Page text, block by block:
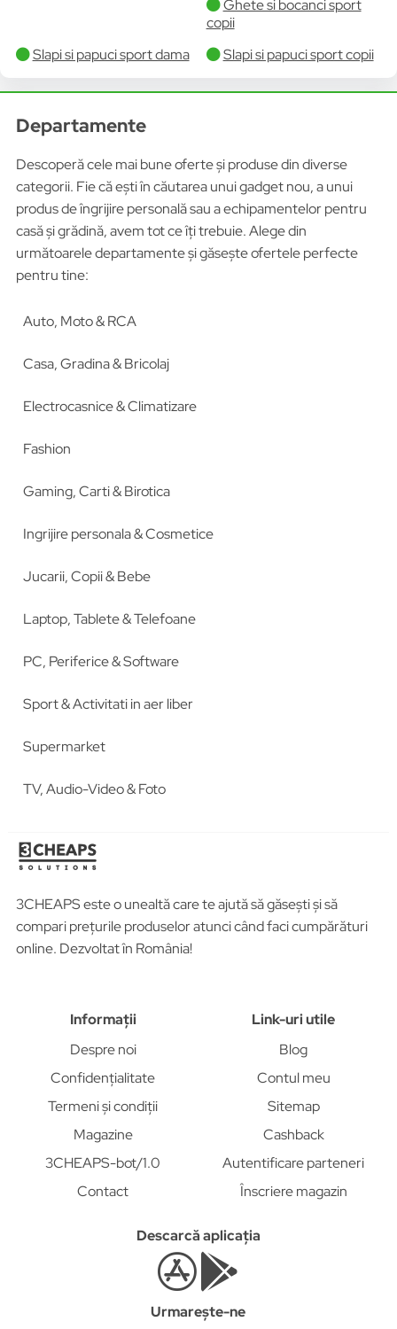
Ghete si bocanci sport
copii
Slapi si papuci sport dama
Slapi si papuci sport copii
Departamente
Descoperă cele mai bune oferte și produse din diverse
categorii. Fie că ești în căutarea unui gadget nou, a unui
produs de îngrijire personală sau a echipamentelor pentru
casă și grădină, avem tot ce îți trebuie. Alege din
următoarele departamente și găsește ofertele perfecte
pentru tine:
Auto, Moto & RCA
Casa, Gradina & Bricolaj
Electrocasnice & Climatizare
Fashion
Gaming, Carti & Birotica
Ingrijire personala & Cosmetice
Jucarii, Copii & Bebe
Laptop, Tablete & Telefoane
PC, Periferice & Software
Sport & Activitati in aer liber
Supermarket
TV, Audio-Video & Foto
3CHEAPS este o unealtă care te ajută să găsești și să
compari prețurile produselor atunci când faci cumpărături
online. Dezvoltat în România!
Informații
Despre noi
Confidențialitate
Termeni și condiții
Magazine
3CHEAPS-bot/1.0
Contact
Link-uri utile
Blog
Contul meu
Sitemap
Cashback
Autentificare parteneri
Înscriere magazin
Descarcă aplicația
Urmarește-ne